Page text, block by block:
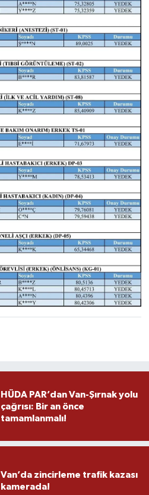
HÜDA PAR’dan Van-Şırnak yolu
çağrısı: Bir an önce
tamamlanmalı!
Van’da zincirleme trafik kazası
kamerada!